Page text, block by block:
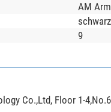
AM
schwarz
9
Co.,Ltd, Floor 1-